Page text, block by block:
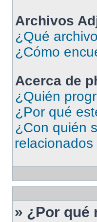
Archivos
¿Qué
¿Cómo
Acerca de
¿Quién
¿Por qué
¿Con quién
» ¿Por qué